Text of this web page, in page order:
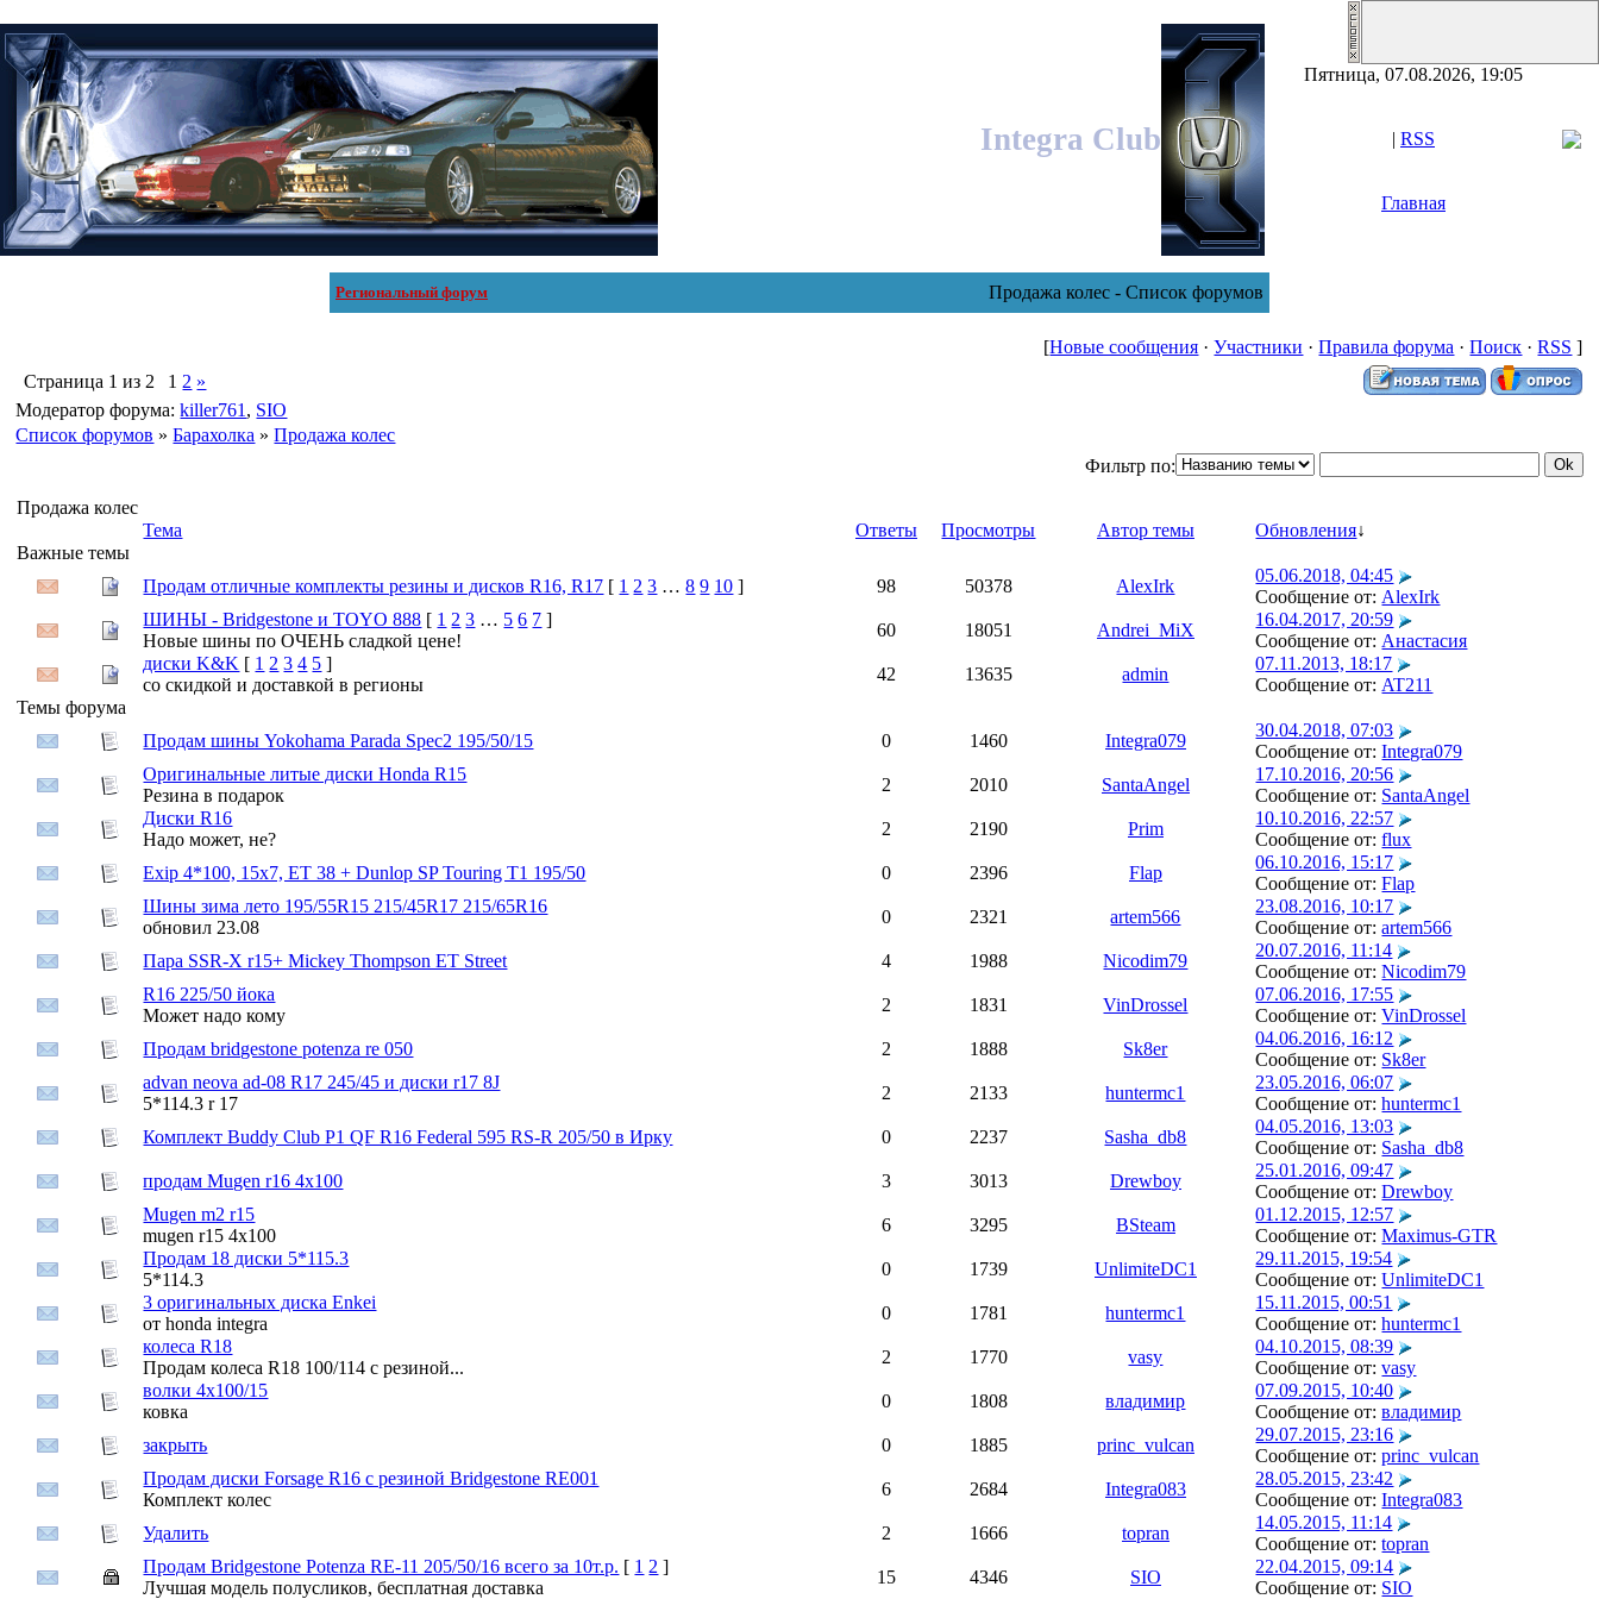
Integra Club
Пятница, 07.08.2026, 19:05
| RSS
Главная
Региональный форум Продажа колес - Список форумов
[Новые сообщения ·Участники ·Правила форума ·Поиск ·RSS ]
Страница 1 из 2 1 2 »
Модератор форума:killer761 , SIO
Список форумов » Барахолка » Продажа колес
Фильтр по:
Продажа колес
Тема
Ответы Просмотры Автор темы Обновления↓
Важные темы
Продам отличные комплекты резины и дисков R16, R17 [ 1 2 3 …8 9 10 ] 98 50378 AlexIrk
05.06.2018, 04:45
Сообщение от: AlexIrk
ШИНЫ - Bridgestone и TOYO 888 [ 1 2 3 … 5 6 7 ]
Новые шины по ОЧЕНЬ сладкой цене!
60 18051 Andrei_MiX
16.04.2017, 20:59
Сообщение от: Анастасия
диски K&K [ 1 2 3 4 5 ]
со скидкой и доставкой в регионы
42 13635 admin
07.11.2013, 18:17
Сообщение от: AT211
Темы форума
Продам шины Yokohama Parada Spec2 195/50/15
0 1460 Integra079
30.04.2018, 07:03
Сообщение от:Integra079
Оригинальные литые диски Honda R15
Резина в подарок
2 2010 SantaAngel
17.10.2016, 20:56
Сообщение от: SantaAngel
Диски R16
Надо может, не?
2 2190 Prim
10.10.2016, 22:57
Сообщение от:flux
Exip 4*100, 15x7, ET 38 + Dunlop SP Touring T1 195/50
0 2396 Flap
06.10.2016, 15:17
Сообщение от:Flap
Шины зима лето 195/55R15 215/45R17 215/65R16
обновил 23.08
0 2321 artem566
23.08.2016, 10:17
Сообщение от:artem566
Пара SSR-X r15+ Mickey Thompson ET Street
4 1988 Nicodim79
20.07.2016, 11:14
Сообщение от:Nicodim79
R16 225/50 йока
Может надо кому
2 1831 VinDrossel
07.06.2016, 17:55
Сообщение от:VinDrossel
Продам bridgestone potenza re 050
2 1888 Sk8er
04.06.2016, 16:12
Сообщение от: Sk8er
advan neova ad-08 R17 245/45 и диски r17 8J
5*114.3 r 17
2 2133 huntermc1
23.05.2016, 06:07
Сообщение от:huntermc1
Комплект Buddy Club P1 QF R16 Federal 595 RS-R 205/50 в Ирку
0 2237 Sasha_db8
04.05.2016, 13:03
Сообщение от: Sasha_db8
продам Mugen r16 4х100
3 3013 Drewboy
25.01.2016, 09:47
Сообщение от:Drewboy
Mugen m2 r15
mugen r15 4x100
6 3295 BSteam
01.12.2015, 12:57
Сообщение от:Maximus-GTR
Продам 18 диски 5*115.3
5*114.3
0 1739 UnlimiteDC1
29.11.2015, 19:54
Сообщение от:UnlimiteDC1
3 оригинальных диска Enkei
от honda integra
0 1781 huntermc1
15.11.2015, 00:51
Сообщение от:huntermc1
колеса R18
Продам колеса R18 100/114 с резиной...
2 1770 vasy
04.10.2015, 08:39
Сообщение от:vasy
волки 4х100/15
ковка
0 1808 владимир
07.09.2015, 10:40
Сообщение от:владимир
закрыть
0 1885 princ_vulcan
29.07.2015, 23:16
Сообщение от:princ_vulcan
Продам диски Forsage R16 c резиной Bridgestone RE001
Комплект колес
6 2684 Integra083
28.05.2015, 23:42
Сообщение от:Integra083
Удалить
2 1666 topran
14.05.2015, 11:14
Сообщение от:topran
Продам Bridgestone Potenza RE-11 205/50/16 всего за 10т.р. [ 1 2 ]
Лучшая модель полусликов, бесплатная доставка
15 4346 SIO
22.04.2015, 09:14
Сообщение от: SIO